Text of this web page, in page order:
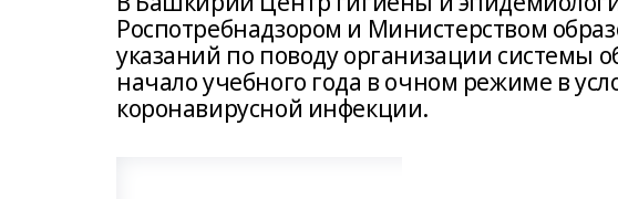
Роспотребнадзором и Министерством
указаний по поводу организации системы
начало учебного года в очном режиме в
коронавирусной инфекции.